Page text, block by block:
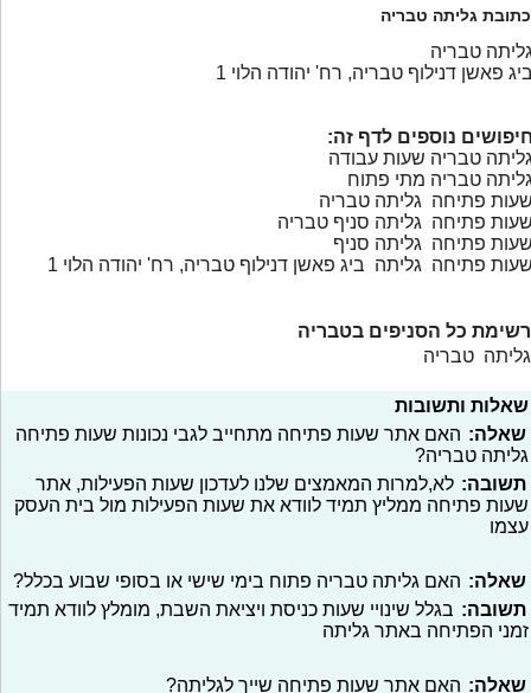
כתובת גליתה טבריה
טבריה
פאשן דנילוף טבריה, רח' יהודה הלוי 1
נוספים לדף זה:
טבריה שעות עבודה
טבריה מתי פתוח
פתיחה גליתה טבריה
פתיחה גליתה סניף טבריה
פתיחה גליתה סניף
פתיחה גליתה ביג פאשן דנילוף טבריה, רח' יהודה הלוי 1
רשימת כל הסניפים בטבריה
גליתה טבריה
שאלות ותשובות
שאלה: האם אתר שעות פתיחה מתחייב לגבי נכונות שעות פתיחה
גליתה טבריה?
תשובה: לא,למרות המאמצים שלנו לעדכון שעות הפעילות, אתר
שעות פתיחה ממליץ תמיד לוודא את שעות הפעילות מול בית העסק
עצמו
שאלה: האם גליתה טבריה פתוח בימי שישי או בסופי שבוע בכלל?
תשובה: בגלל שינויי שעות כניסת ויציאת השבת, מומלץ לוודא תמיד
זמני הפתיחה באתר גליתה
שאלה: האם אתר שעות פתיחה שייך לגליתה?